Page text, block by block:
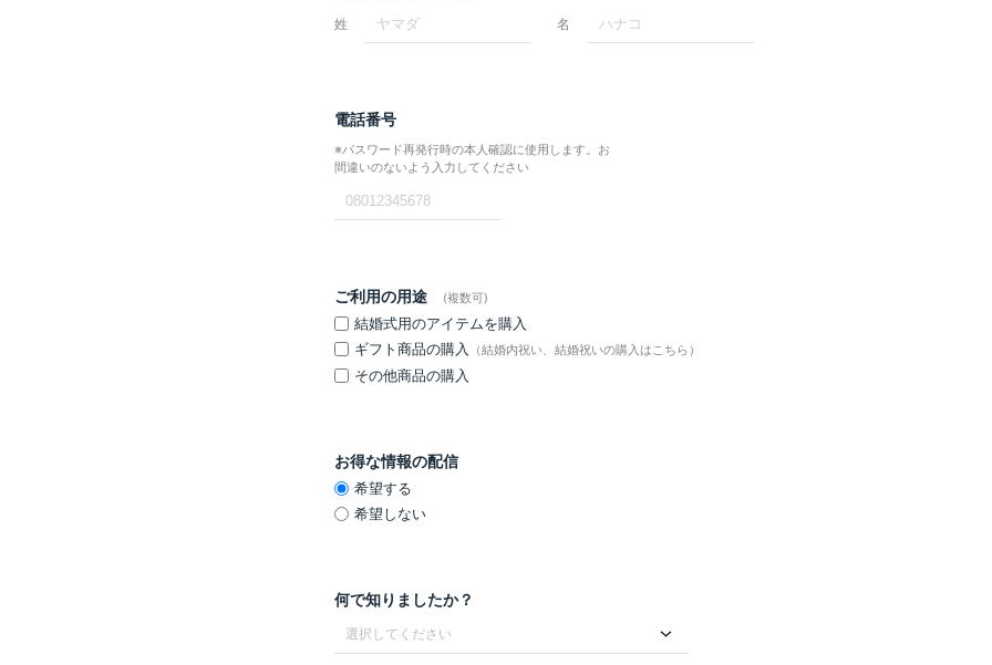
姓 名
電話番号
※パスワード再発行時の本人確認に使用します。お
間違いのないよう入力してください
ご利用の用途 (複数可)
結婚式用のアイテムを購入
ギフト商品の購入
（結婚内祝い、結婚祝いの購入はこちら）
その他商品の購入
お得な情報の配信
希望する
希望しない
何で知りましたか？